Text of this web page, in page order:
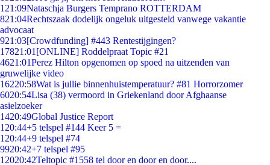
1 21:09Nataschja Burgers Temprano ROTTERDAM
821:04Rechtszaak dodelijk ongeluk uitgesteld vanwege vakantie
advocaat
921:03[Crowdfunding] #443 Rentestijgingen?
17821:01 [ONLINE] Roddelpraat Topic #21
4621:01Perez Hilton opgenomen op spoed na uitzenden van
gruwelijke video
16220:58Wat is jullie binnenhuistemperatuur? #81 Horrorzomer
6020:54Lisa (38) vermoord in Griekenland door Afghaanse
asielzoeker
1420:49Global Justice Report
1 20:44+5 telspel #144 Keer 5 =
1 20:44+9 telspel #74
9920:42+7 telspel #95
12020:42Teltopic #1558 tel door en door en door....